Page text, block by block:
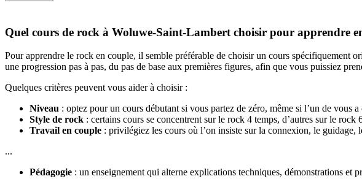
Quel cours de rock à Woluwe-Saint-Lambert choisir pour apprendre
Pour apprendre le rock en couple, il semble préférable de choisir un cours spécifiquement
une progression pas à pas, du pas de base aux premières figures, afin que vous puissiez
Quelques critères peuvent vous aider à choisir :
Niveau : optez pour un cours débutant si vous partez de zéro, même si l’un de vous
Style de rock : certains cours se concentrent sur le rock 4 temps, d’autres sur le
Travail en couple : privilégiez les cours où l’on insiste sur la connexion, le
...
Pédagogie : un enseignement qui alterne explications techniques, démonstrations et